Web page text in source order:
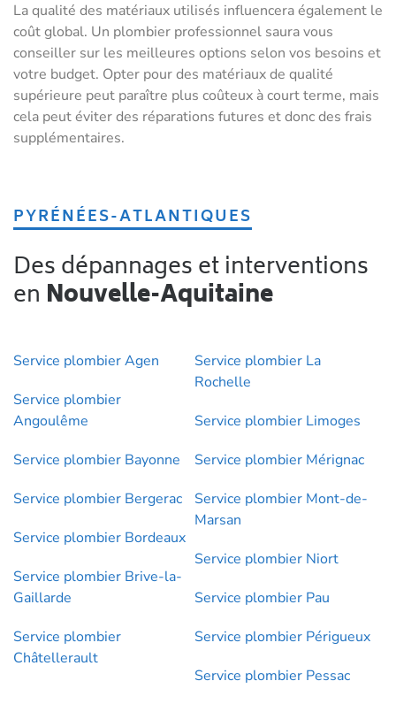
La qualité des matériaux utilisés influencera également le
coût global. Un plombier professionnel saura vous
conseiller sur les meilleures options selon vos besoins et
votre budget. Opter pour des matériaux de qualité
supérieure peut paraître plus coûteux à court terme, mais
cela peut éviter des réparations futures et donc des frais
supplémentaires.
PYRÉNÉES-ATLANTIQUES
Des dépannages et interventions
en Nouvelle-Aquitaine
Service plombier Agen
Service plombier
Angoulême
Service plombier Bayonne
Service plombier Bergerac
Service plombier Bordeaux
Service plombier Brive-la-
Gaillarde
Service plombier
Châtellerault
Service plombier La
Rochelle
Service plombier Limoges
Service plombier Mérignac
Service plombier Mont-de-
Marsan
Service plombier Niort
Service plombier Pau
Service plombier Périgueux
Service plombier Pessac